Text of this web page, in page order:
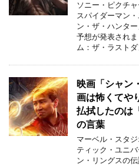
ソニー・ピクチ
スパイダーマン
ン・ザ・ハンタ
予想が発表され
ム：ザ・ラスト
映画「シャン
画は怖くてや
払拭したのは
の言葉
マーベル・スタ
ティック・ユニ
ン・リングスの